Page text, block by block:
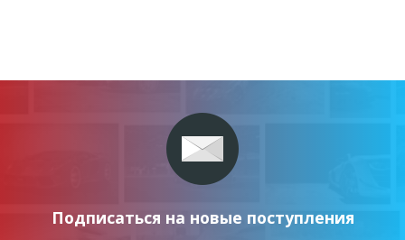
Подписаться на новые поступления